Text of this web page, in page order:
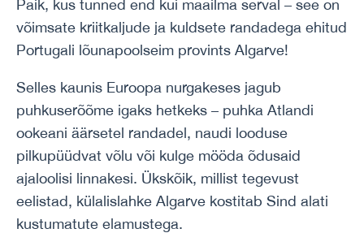
Paik, kus tunned end kui maailma serval – see on
võimsate kriitkaljude ja kuldsete randadega ehitud
Portugali lõunapoolseim provints Algarve!
Selles kaunis Euroopa nurgakeses jagub
puhkuserõõme igaks hetkeks – puhka Atlandi
ookeani äärsetel randadel, naudi looduse
pilkupüüdvat võlu või kulge mööda õdusaid
ajaloolisi linnakesi. Ükskõik, millist tegevust
eelistad, külalislahke Algarve kostitab Sind alati
kustumatute elamustega.